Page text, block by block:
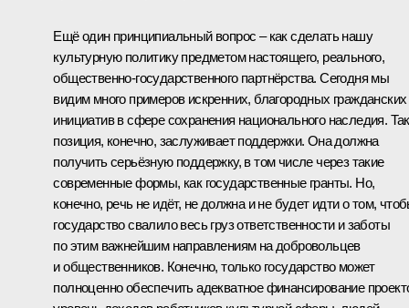
Ещё один принципиальный вопрос – как сделать нашу
культурную политику предметом настоящего, реального,
общественно-государственного партнёрства. Сегодня мы
видим много примеров искренних, благородных гражданских
инициатив в сфере сохранения национального наследия.
позиция, конечно, заслуживает поддержки. Она должна
получить серьёзную поддержку, в том числе через такие
современные формы, как государственные гранты. Но,
конечно, речь не идёт, не должна и не будет идти о том,
государство свалило весь груз ответственности и заботы
по этим важнейшим направлениям на добровольцев
и общественников. Конечно, только государство может
полноценно обеспечить адекватное финансирование